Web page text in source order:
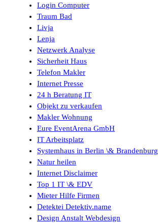
Login Computer
Traum Bad
Livja
Lenja
Netzwerk Analyse
Sicherheit Haus
Telefon Makler
Internet Presse
24 h Beratung IT
Objekt zu verkaufen
Makler Wohnung
Eure EventArena GmbH
IT Arbeitsplatz
Systemhaus in Berlin \& Brandenburg
Natur heilen
Internet Disclaimer
Top 1 IT \& EDV
Mieter Hilfe Firmen
Detektei Detektiv.name
Design Anstalt Webdesign